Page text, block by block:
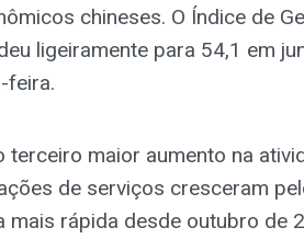
chineses. O Índice de
ligeiramente para 54,1 em
feira.
maior aumento na
de serviços cresceram
mais rápida desde outubro de